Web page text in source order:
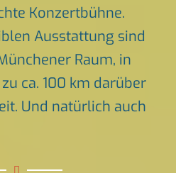
Konzertbühne.
Ausstattung sind
Raum, in
ca. 100 km darüber
Und natürlich auch